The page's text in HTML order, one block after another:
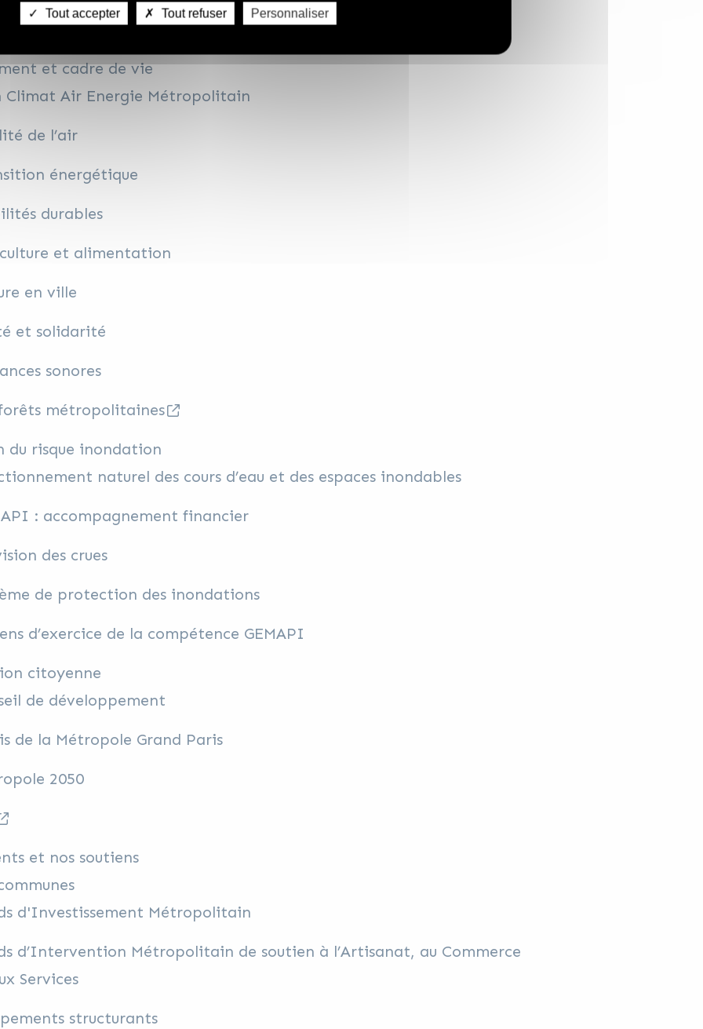
d’acteurs publics métropolitains
et cadre de vie
Climat Air Energie Métropolitain
de l’air
énergétique
durables
et alimentation
en ville
et solidarité
sonores
métropolitaines
du risque inondation
naturel des cours d’eau et des espaces inondables
: accompagnement financier
des crues
de protection des inondations
d’exercice de la compétence GEMAPI
citoyenne
de développement
de la Métropole Grand Paris
2050
et nos soutiens
d'Investissement Métropolitain
d’Intervention Métropolitain de soutien à l’Artisanat, au Commerce
Services
structurants
Tout accepter Tout refuser Personnaliser